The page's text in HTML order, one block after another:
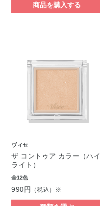
商品を購入する
ヴィセ
ザ コントゥア カラー（ハイ
ライト）
全12色
990円 （税込）※